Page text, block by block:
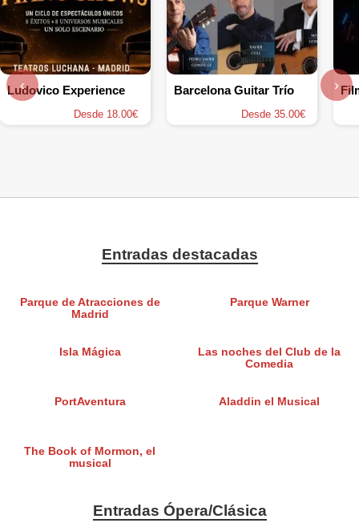
Ludovico Experience
Desde 18.00€
Barcelona Guitar Trío
Desde 35.00€
‹ ›
Entradas destacadas
Parque de Atracciones de
Madrid
Parque Warner
Isla Mágica
Las noches del Club de la
Comedia
PortAventura Aladdin el Musical
The Book of Mormon, el
musical
Entradas Ópera/Clásica